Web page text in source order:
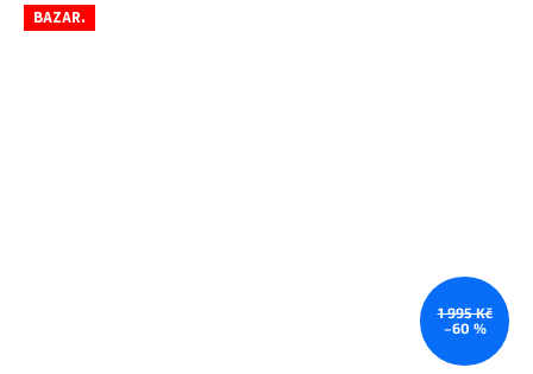
BAZAR.
1 995 Kč
–60 %